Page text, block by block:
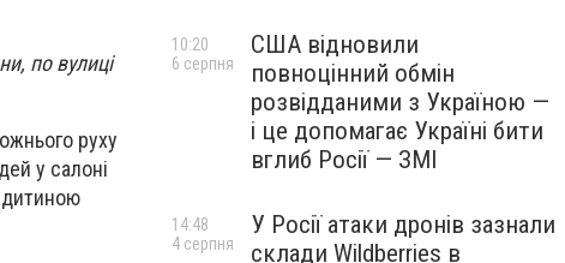
по вулиці
руху
у салоні
дитиною
США відновили
повноцінний обмін
розвідданими з Україною —
і це допомагає Україні бити
вглиб Росії — ЗМІ
10:20
6 серпня
У Росії атаки дронів зазнали
склади Wildberries в
14:48
4 серпня